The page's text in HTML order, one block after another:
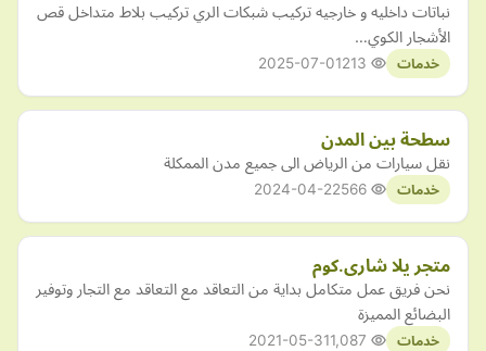
نباتات داخليه و خارجيه تركيب شبكات الري تركيب بلاط متداخل قص
الأشجار الكوي…
خدمات 2025-07-01
سطحة بين المدن
نقل سيارات من الرياض الى جميع مدن الممكلة
خدمات 2024-04-22
متجر يلا شارى.كوم
نحن فريق عمل متكامل بداية من التعاقد مع التعاقد مع التجار وتوفير
البضائع المميزة
خدمات 2021-05-31